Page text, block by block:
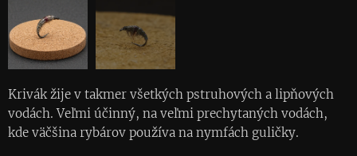
Krivák žije v takmer všetkých pstruhových a lipňových
vodách. Veľmi účinný, na veľmi prechytaných vodách,
kde väčšina rybárov používa na nymfách guličky.